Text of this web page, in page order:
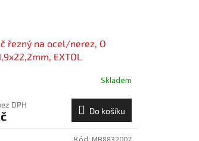
řezný na ocel/nerez, O
EXTOL
Skladem
DPH
Do košíku